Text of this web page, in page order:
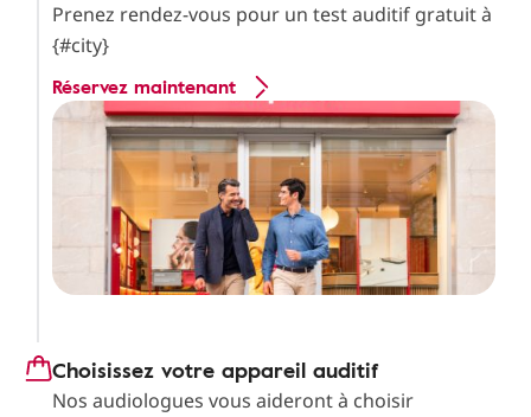
Prenez rendez-vous pour un test auditif gratuit à
{#city}
Réservez maintenant
Choisissez votre appareil auditif
Nos audiologues vous aideront à choisir